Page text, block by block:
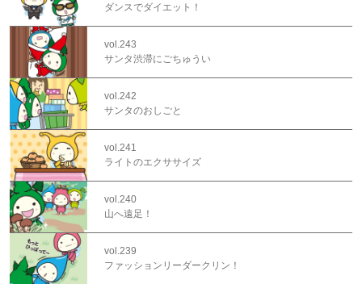
ダンスでダイエット！
vol.243
サンタ渋滞にごちゅうい
vol.242
サンタのおしごと
vol.241
ライトのエクササイズ
vol.240
山へ遠足！
vol.239
ファッションリーダークリン！